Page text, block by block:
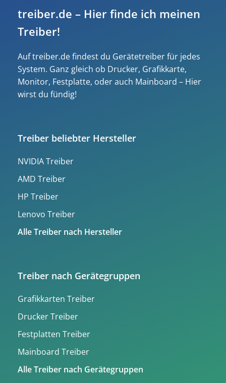
treiber.de – Hier finde ich meinen
Treiber!
Auf treiber.de findest du Gerätetreiber für jedes
System. Ganz gleich ob Drucker, Grafikkarte,
Monitor, Festplatte, oder auch Mainboard – Hier
wirst du fündig!
Treiber beliebter Hersteller
NVIDIA Treiber
AMD Treiber
HP Treiber
Lenovo Treiber
Alle Treiber nach Hersteller
Treiber nach Gerätegruppen
Grafikkarten Treiber
Drucker Treiber
Festplatten Treiber
Mainboard Treiber
Alle Treiber nach Gerätegruppen